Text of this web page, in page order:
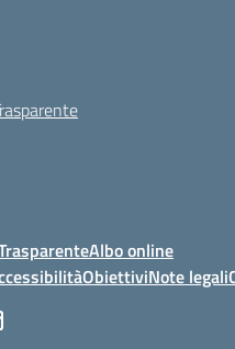
Albo online
ObiettiviNote legali